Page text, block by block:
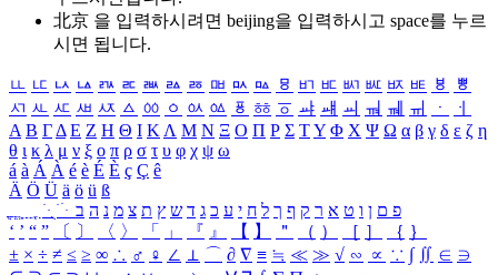
北京 을 입력하시려면 beijing을 입력하시고 space를 누르
시면 됩니다.
ㅥ ㅦ ㅧ ㅨ ㅩ ㅪ ㅫ ㅬ ㅭ ㅮ ㅯ ㅰ ㅱ ㅲ ㅳ ㅴ ㅵ ㅶ ㅷ ㅸ
ㅹ
ㅺ ㅻ ㅼ ㅽ ㅾ ㅿ ㆀ ㆁ ㆂ ㆃ ㆄ ㆅ ㆆ ㆇ ㆈ ㆉ ㆊ ㆋ ㆌ ㆍ
ㆎ
Α Β ΓΔ Ε Ζ Η Θ Ι ΚΛ Μ Ν Ξ Ο Π Ρ Σ ΤΥ Φ Χ Ψ Ω α β γ δ ε ζ η
θ ι κ λ μ ν ξ ο π ρ σ τ υ φ χ ψ ω
á à Á À é è É È ç Ç ê
Ä Ö Ü ä ö ü ß
ִֶֹ ֻּ ׁׂ פ ם ן ו ט א ר ק ף ך ל ח י ע כ ג ד ש ץ ת צ מ נ ה ב
‘ ’ “ ” 〔 〕 〈 〉 「 」 『 』 【 】 ＂ （ ） ［ ］ ｛ ｝
± × ÷ ≠ ≤ ≥ ∞ ∴ ♂ ♀ ∠ ⊥ ⌒ ∂ ∇ ≡ ≒ ≪ ≫ √ ∽ ∝ ∵ ∫ ∬ ∈ ∋